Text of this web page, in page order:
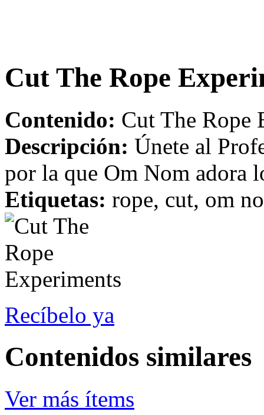
Cut The Rope
Contenido: Cut The Rope
Descripción: Únete al
por la que Om Nom adora
Etiquetas: rope, cut, om
Recíbelo ya
Contenidos similares
Ver más ítems